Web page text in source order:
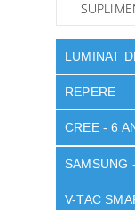
LUMINAT
REPERE
CREE - 6
SAMSUNG
V-TAC